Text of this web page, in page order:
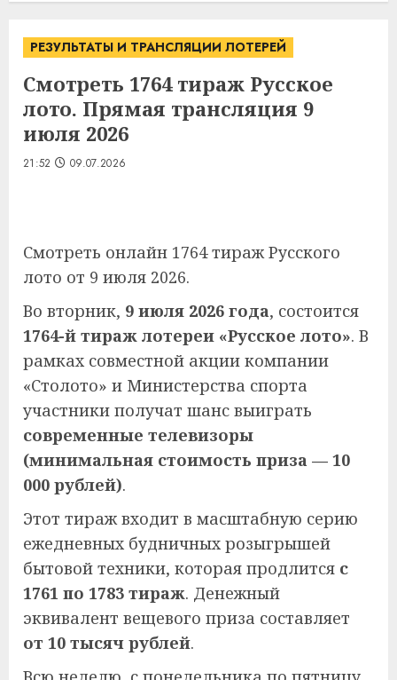
РЕЗУЛЬТАТЫ И ТРАНСЛЯЦИИ ЛОТЕРЕЙ
Смотреть 1764 тираж Русское
лото. Прямая трансляция 9
июля 2026
21:52 09.07.2026
Смотреть онлайн 1764 тираж Русского
лото от 9 июля 2026.
Во вторник, 9 июля 2026 года, состоится
1764-й тираж лотереи «Русское лото». В
рамках совместной акции компании
«Столото» и Министерства спорта
участники получат шанс выиграть
современные телевизоры
(минимальная стоимость приза — 10
000 рублей).
Этот тираж входит в масштабную серию
ежедневных будничных розыгрышей
бытовой техники, которая продлится с
1761 по 1783 тираж. Денежный
эквивалент вещевого приза составляет
от 10 тысяч рублей.